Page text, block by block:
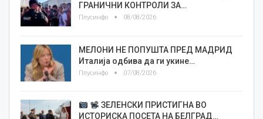
ГРАНИЧНИ КОНТРОЛИ ЗА…
Плусинфо 08/08/2026
МЕЛОНИ НЕ ПОПУШТА ПРЕД МАДРИД
Италија одбива да ги укине…
Плусинфо 07/08/2026
ЗЕЛЕНСКИ ПРИСТИГНА ВО
ИСТОРИСКА ПОСЕТА НА БЕЛГРАД…